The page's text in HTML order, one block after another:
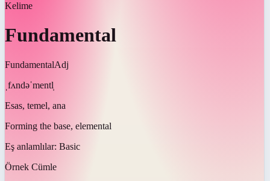
Kelime
Fundamental
FundamentalAdj
ˌfʌndəˈmentl̩
Esas, temel, ana
Forming the base, elemental
Eş anlamlılar: Basic
Örnek Cümle